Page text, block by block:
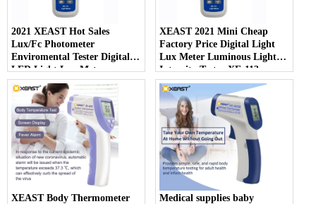
2021 XEAST Hot Sales
Lux/Fc Photometer
Enviromental Tester Digital
LED Light Lux Meter
Photography Illuminom XE-
113
XEAST 2021 Mini Cheap
Factory Price Digital Light
Lux Meter Luminous Light
Intensity Tester XE-113
XEAST Body Thermometer
Medical supplies baby